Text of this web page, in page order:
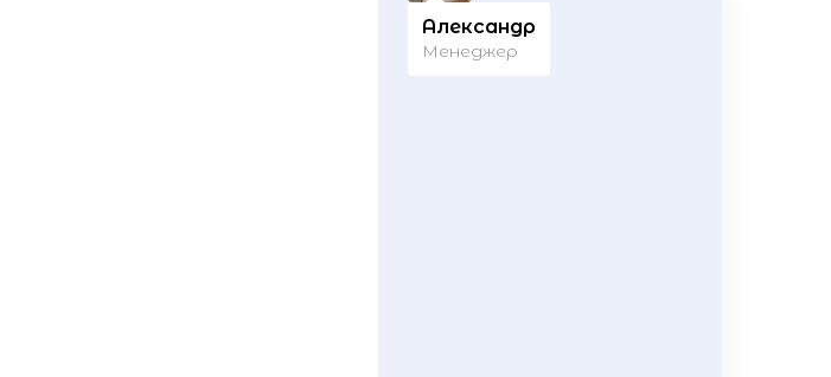
Александр
Менеджер